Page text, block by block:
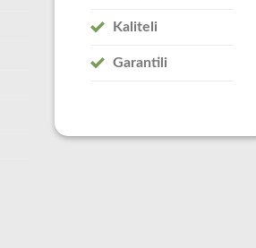
Kaliteli
Garantili